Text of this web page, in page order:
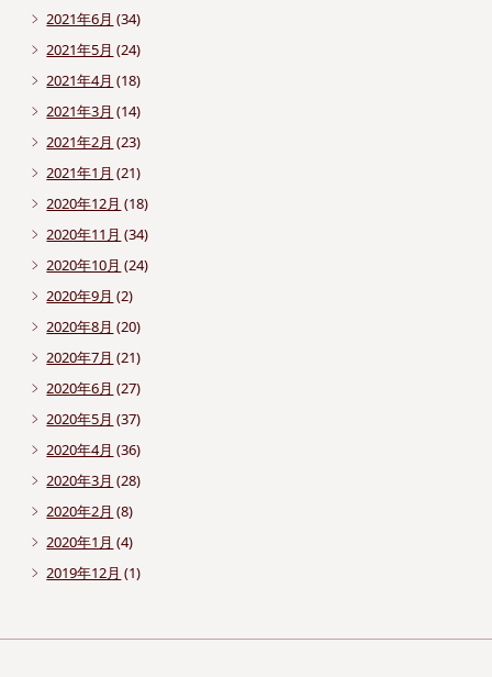
2021年6月 (34)
2021年5月 (24)
2021年4月 (18)
2021年3月 (14)
2021年2月 (23)
2021年1月 (21)
2020年12月 (18)
2020年11月 (34)
2020年10月 (24)
2020年9月 (2)
2020年8月 (20)
2020年7月 (21)
2020年6月 (27)
2020年5月 (37)
2020年4月 (36)
2020年3月 (28)
2020年2月 (8)
2020年1月 (4)
2019年12月 (1)